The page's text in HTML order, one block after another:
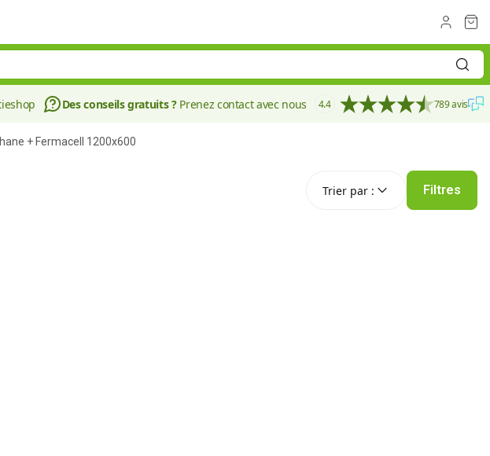
Des conseils gratuits ?Prenez contact avec nous 4.4 789 avis
+ Fermacell 1200x600
Trier par : Filtres